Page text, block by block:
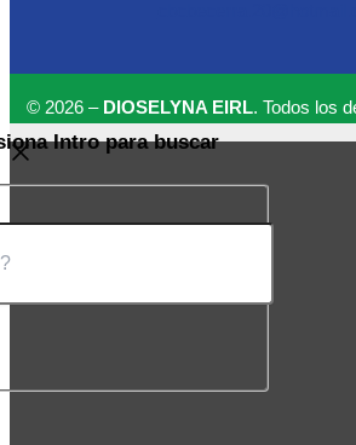
© 2026 – DIOSELYNA EIRL. Todos los
Intro para buscar